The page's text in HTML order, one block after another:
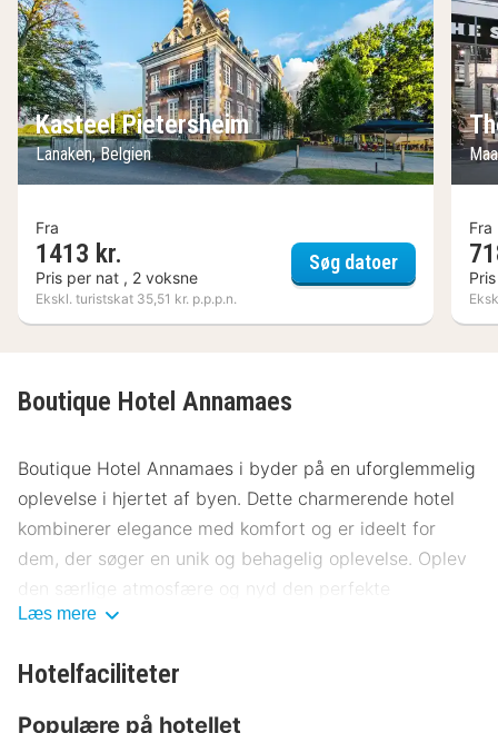
Kasteel Pietersheim
Lanaken, Belgien
Fra
1413 kr.
Pris per nat , 2 voksne
Ekskl. turistskat 35,51 kr. p.p.p.n.
Søg datoerKasteel
Fra
Boutique Hotel Annamaes
Boutique Hotel Annamaes i byder på en uforglemmelig
oplevelse i hjertet af byen. Dette charmerende hotel
kombinerer elegance med komfort og er ideelt for
dem, der søger en unik og behagelig oplevelse. Oplev
den særlige atmosfære og nyd den perfekte
beliggenhed.
Beliggenhed Boutique Hotel Annamaes
Læs mere
Hotelfaciliteter
Populære på hotellet